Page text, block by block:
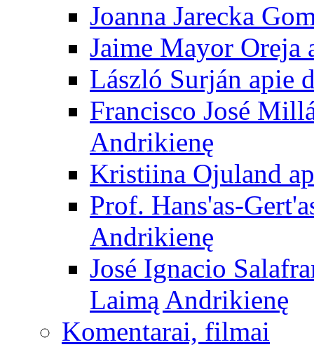
Joanna Jarecka
Jaime Mayor Oreja
László Surján apie
Francisco José
Andrikienę
Kristiina Ojuland
Prof. Hans'as-
Andrikienę
José Ignacio
Laimą Andrikienę
Komentarai, filmai